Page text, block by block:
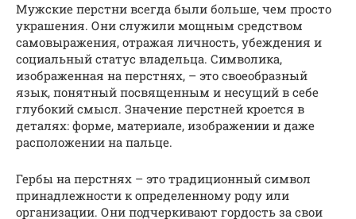
Мужские перстни всегда были больше, чем просто
украшения. Они служили мощным средством
самовыражения, отражая личность, убеждения и
социальный статус владельца. Символика,
изображенная на перстнях, – это своеобразный
язык, понятный посвященным и несущий в себе
глубокий смысл. Значение перстней кроется в
деталях: форме, материале, изображении и даже
расположении на пальце.
Гербы на перстнях – это традиционный символ
принадлежности к определенному роду или
организации. Они подчеркивают гордость за свои